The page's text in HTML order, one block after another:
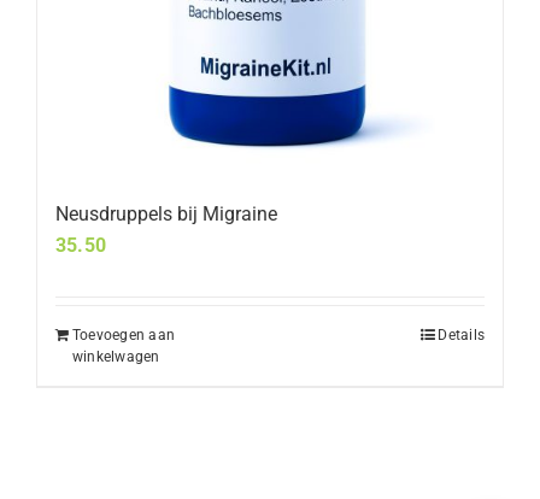
Neusdruppels bij Migraine
35.50
Toevoegen aan
winkelwagen
Details